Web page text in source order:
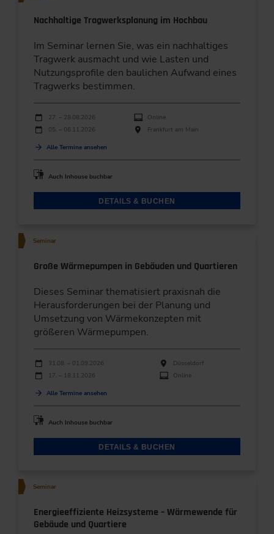
Nachhaltige Tragwerksplanung im Hochbau
Im Seminar lernen Sie, was ein nachhaltiges
Tragwerk ausmacht und wie Lasten und
Nutzungsprofile den baulichen Aufwand eines
Tragwerks bestimmen.
Durchführungen
Veranstaltungsdatum Veranstaltungsort
27. – 28.08.2026
Online
05. – 06.11.2026
Frankfurt am Main
Alle Termine ansehen
Auch Inhouse buchbar
DETAILS & BUCHEN
Seminar
Große Wärmepumpen in Gebäuden und Quartieren
Dieses Seminar thematisiert praxisnah die
Herausforderungen bei der Planung und
Umsetzung von Wärmekonzepten mit
größeren Wärmepumpen.
Durchführungen
Veranstaltungsdatum Veranstaltungsort
31.08. – 01.09.2026
Düsseldorf
17. – 18.11.2026
Online
Alle Termine ansehen
Auch Inhouse buchbar
DETAILS & BUCHEN
Seminar
Energieeffiziente Heizsysteme – Wärmewende für
Gebäude und Quartiere